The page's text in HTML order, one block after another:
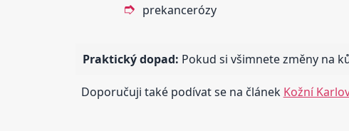
prekancerózy
Praktický dopad: Pokud si všimnete změny na
Doporučuji také podívat se na článek Kožní